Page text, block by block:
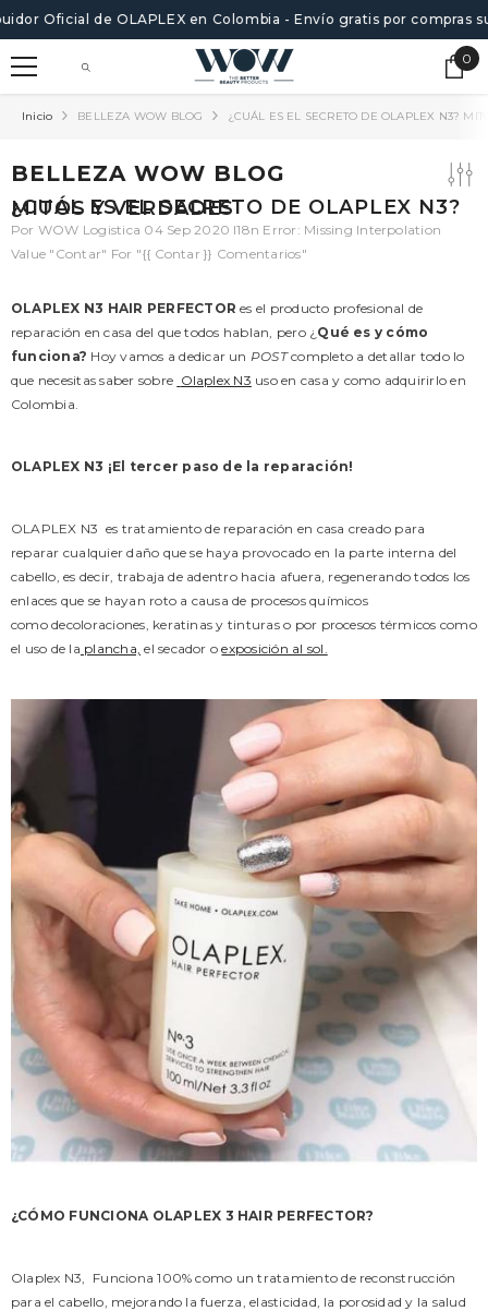
SALTAR AL CONTENIDO
Oficial de OLAPLEX en Colombia - Envío gratis por compras
0
0
Inicio BELLEZA WOW BLOG ¿CUÁL ES EL SECRETO DE OLAPLEX N3?
BELLEZA WOW BLOG
¿CUÁL ES EL SECRETO DE OLAPLEX N3? MITOS Y VERDADES
Por WOW Logistica 04 Sep 2020 I18n Error: Missing Interpolation
Value "contar" For "{{ Contar }} Comentarios"
OLAPLEX N3 HAIR PERFECTOR es el producto profesional de
reparación en casa del que todos hablan, pero ¿ Qué es y cómo
funciona? Hoy vamos a dedicar un POST completo a detallar todo lo
que necesitas saber sobre Olaplex N3 uso en casa y como adquirirlo en
Colombia.
OLAPLEX N3 ¡El tercer paso de la reparación!
OLAPLEX N3 es tratamiento de reparación en casa creado para
reparar cualquier daño que se haya provocado en la parte interna del
cabello, es decir, trabaja de adentro hacia afuera, regenerando todos los
enlaces que se hayan roto a causa de procesos químicos
como decoloraciones, keratinas y tinturas o por procesos térmicos como
el uso de la plancha, el secador oexposición al sol.
¿CÓMO FUNCIONA OLAPLEX 3 HAIR PERFECTOR?
Olaplex N3, Funciona 100% como un tratamiento de reconstrucción
para el cabello, mejorando la fuerza, elasticidad, la porosidad y la salud